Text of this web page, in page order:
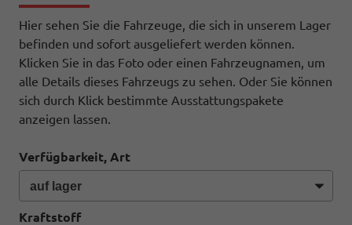
Hier sehen Sie die Fahrzeuge, die sich in unserem Lager
befinden und sofort ausgeliefert werden können.
Klicken Sie in das Foto oder einen Fahrzeugnamen, um
alle Details dieses Fahrzeugs zu sehen. Oder Sie können
sich durch Klick bestimmte Ausstattungspakete
anzeigen lassen.
Verfügbarkeit, Art
Kraftstoff